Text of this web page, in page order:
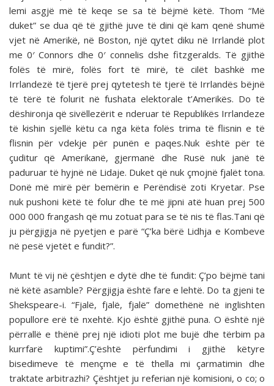
lemi asgjë më të keqe se sa të bëjmë këtë. Thom “Më
duket” se dua që të gjithë juve të dini që kam qenë shumë
vjet në Amerikë, në Boston, një qytet diku në Irrlandë plot
me 0′ Connors dhe 0′ connelis dshe fitzgeralds. Të gjithë
folës të mirë, folës fort të mirë, të cilët bashkë me
Irrlandezë të tjerë prej qytetesh të tjerë të Irrlandës bëjnë
të tërë të folurit në fushata elektorale t’Amerikës. Do të
dëshironja që sivëllezërit e nderuar të Republikës Irrlandeze
të kishin sjellë këtu ca nga këta folës trima të flisnin e të
flisnin për vdekje për punën e paqes.Nuk është për të
çuditur që Amerikanë, gjermanë dhe Rusë nuk janë të
paduruar të hyjnë në Lidaje. Duket që nuk çmojnë fjalët tona.
Donë më mirë për bemërin e Perëndisë zoti Kryetar. Pse
nuk pushoni këtë të folur dhe të më jipni atë huan prej 500
000 000 frangash që mu zotuat para se të nis të flas.Tani që
ju përgjigja në pyetjen e parë “Ç’ka bërë Lidhja e Kombeve
në pesë vjetët e fundit?”.
Munt të vij në çështjen e dytë dhe të fundit: Ç’po bëjmë tani
në këtë asamble? Përgjigja është fare e lehtë. Do ta gjeni te
Shekspeare-i. “Fjalë, fjalë, fjalë” domethënë në inglishten
popullore erë të nxehtë. Kjo është gjithë puna. O është një
përrallë e thënë prej një idioti plot me bujë dhe tërbim pa
kurrfarë kuptimi”.Ç’është përfundimi i gjithë këtyre
bisedimeve të mençme e të thella mi çarmatimin dhe
traktate arbitrazhi? Çështjet ju referian një komisioni, o co; o